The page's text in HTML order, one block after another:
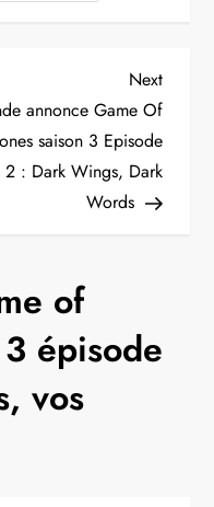
Next
Post
Next
annonce Game Of
saison 3 Episode
2 : Dark Wings, Dark
Words
of
épisode
vos